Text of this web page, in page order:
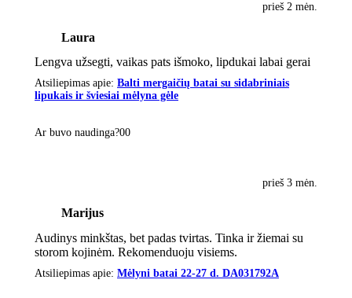
prieš 2 mėn.
Laura
Lengva užsegti, vaikas pats išmoko, lipdukai labai gerai
Atsiliepimas apie: Balti mergaičių batai su sidabriniais
lipukais ir šviesiai mėlyna gėle
Ar buvo naudinga?00
prieš 3 mėn.
Marijus
Audinys minkštas, bet padas tvirtas. Tinka ir žiemai su
storom kojinėm. Rekomenduoju visiems.
Atsiliepimas apie: Mėlyni batai 22-27 d. DA031792A